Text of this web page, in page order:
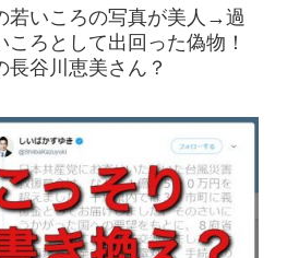
若いころの写真が美人→過
ろとして出回った偽物！
谷川恵美さん？